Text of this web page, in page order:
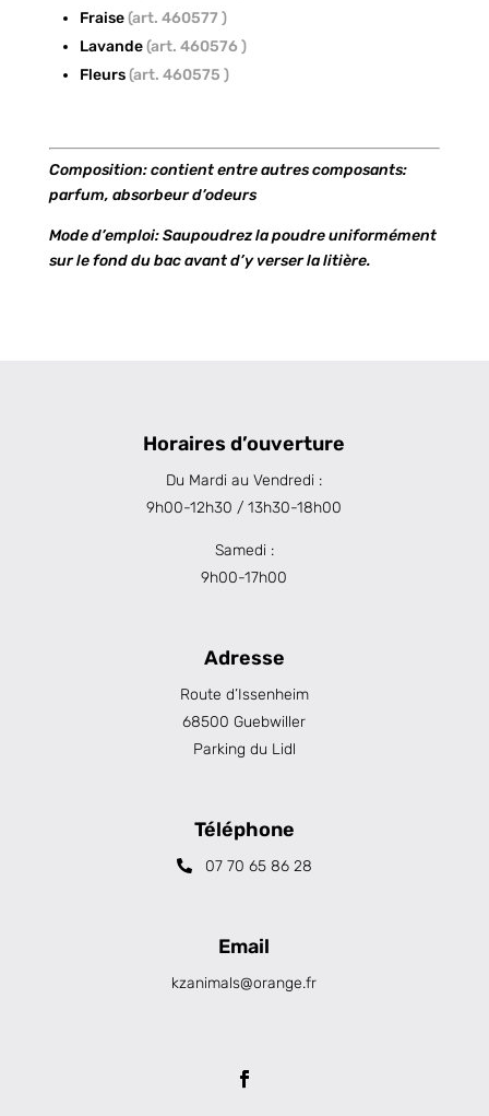
Fraise(art. 460577 )
Lavande(art. 460576 )
Fleurs(art. 460575 )
Composition: contient entre autres composants:
parfum, absorbeur d’odeurs
Mode d’emploi: Saupoudrez la poudre uniformément
sur le fond du bac avant d’y verser la litière.
Horaires d’ouverture
Du Mardi au Vendredi :
9h00-12h30 / 13h30-18h00
Samedi :
9h00-17h00
Adresse
Route d’Issenheim
68500 Guebwiller
Parking du Lidl
Téléphone
07 70 65 86 28
Email
kzanimals@orange.fr